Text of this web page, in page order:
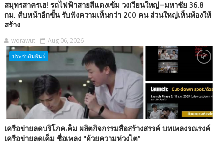
สมุทรสาครเฮ! รถไฟฟ้าสายสีแดงเข้ม วงเวียนใหญ่–มหาชัย 36.8
กม. คืบหน้าอีกขั้น รับฟังความเห็นกว่า 200 คน ส่วนใหญ่เห็นพ้องให้
สร้าง
worawut Aug 06, 2026
ประชาสัมพันธ์
เครือข่ายลดบริโภคเค็ม ผลิตกิจกรรมสื่อสร้างสรรค์ บทเพลงรณรงค์
เครือข่ายลดเค็ม ชื่อเพลง “ด้วยความห่วงไต”